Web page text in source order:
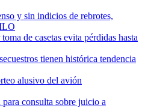
y sin indicios de rebrotes,
de casetas evita pérdidas hasta
tienen histórica tendencia
alusivo del avión
consulta sobre juicio a